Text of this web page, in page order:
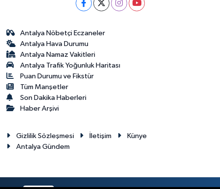
Antalya Nöbetçi Eczaneler
Antalya Hava Durumu
Antalya Namaz Vakitleri
Antalya Trafik Yoğunluk Haritası
Puan Durumu ve Fikstür
Tüm Manşetler
Son Dakika Haberleri
Haber Arşivi
Gizlilik Sözleşmesi İletişim
Künye
Antalya Gündem